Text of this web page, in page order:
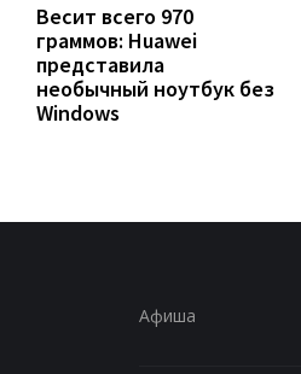
Весит всего 970
граммов: Huawei
представила
необычный ноутбук без
Windows
Афиша